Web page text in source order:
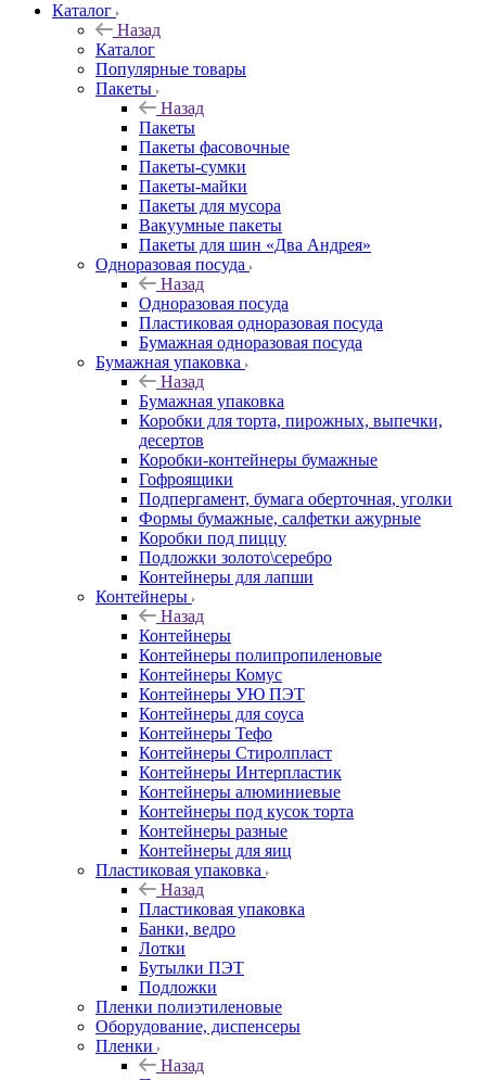
Каталог
Назад
Каталог
Популярные товары
Пакеты
Назад
Пакеты
Пакеты фасовочные
Пакеты-сумки
Пакеты-майки
Пакеты для мусора
Вакуумные пакеты
Пакеты для шин «Два Андрея»
Одноразовая посуда
Назад
Одноразовая посуда
Пластиковая одноразовая посуда
Бумажная одноразовая посуда
Бумажная упаковка
Назад
Бумажная упаковка
Коробки для торта, пирожных, выпечки,
десертов
Коробки-контейнеры бумажные
Гофроящики
Подпергамент, бумага оберточная, уголки
Формы бумажные, салфетки ажурные
Коробки под пиццу
Подложки золото\серебро
Контейнеры для лапши
Контейнеры
Назад
Контейнеры
Контейнеры полипропиленовые
Контейнеры Комус
Контейнеры УЮ ПЭТ
Контейнеры для соуса
Контейнеры Тефо
Контейнеры Стиролпласт
Контейнеры Интерпластик
Контейнеры алюминиевые
Контейнеры под кусок торта
Контейнеры разные
Контейнеры для яиц
Пластиковая упаковка
Назад
Пластиковая упаковка
Банки, ведро
Лотки
Бутылки ПЭТ
Подложки
Пленки полиэтиленовые
Оборудование, диспенсеры
Пленки
Назад